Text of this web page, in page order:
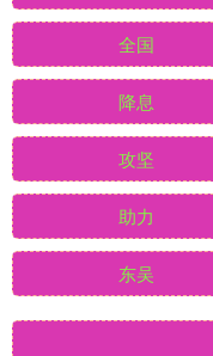
全国
降息
攻坚
助力
东吴